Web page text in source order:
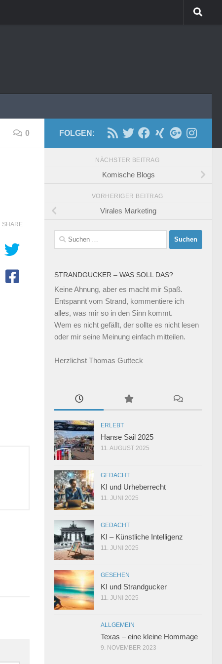
0
SHARE
FOLGEN:
NÄCHSTER BEITRAG
Komische Blogs
VORHERIGER BEITRAG
Virales Marketing
Suchen
nach:
STRANDGUCKER – WAS SOLL DAS?
Keine Ahnung, aber es macht mir Spaß.
Entspannt vom Strand, kommentiere ich
alles, was mir so in den Sinn kommt.
Wem es nicht gefällt, der sollte es nicht lesen
oder mir seine Meinung einfach mitteilen.
Herzlichst Thomas Gutteck
ERLEBT
Hanse Sail 2025
11. AUGUST 2025
GEDACHT
KI und Urheberrecht
11. JUNI 2025
GEDACHT
KI – Künstliche Intelligenz
11. JUNI 2025
GESEHEN
KI und Strandgucker
11. JUNI 2025
ALLGEMEIN
Texas – eine kleine Hommage
9. NOVEMBER 2023